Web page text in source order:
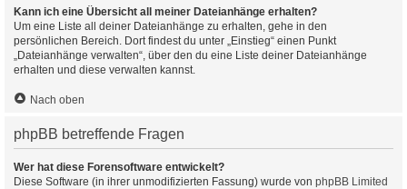
Kann ich eine Übersicht all meiner Dateianhänge erhalten?
Um eine Liste all deiner Dateianhänge zu erhalten, gehe in den
persönlichen Bereich. Dort findest du unter „Einstieg“ einen Punkt
„Dateianhänge verwalten“, über den du eine Liste deiner Dateianhänge
erhalten und diese verwalten kannst.
Nach oben
phpBB betreffende Fragen
Wer hat diese Forensoftware entwickelt?
Diese Software (in ihrer unmodifizierten Fassung) wurde von phpBB Limited